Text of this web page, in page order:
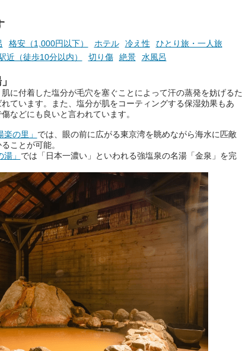
【PR】
この記事は万葉倶楽部株式会社
格安（1,000円以下） ホテル 冷え性
ひとり旅・一人旅
近（徒歩10分以内） 切り傷 絶景 水風呂
に付着した塩分が毛穴を塞ぐことによって汗の蒸発を妨げるた
ています。また、塩分が肌をコーティングする保湿効果もあ
などにも良いと言われています。
楽の里」 では、眼の前に広がる東京湾を眺めながら海水に匹敵
ことが可能。
」 では「日本一濃い」といわれる強塩泉の名湯「金泉」を完